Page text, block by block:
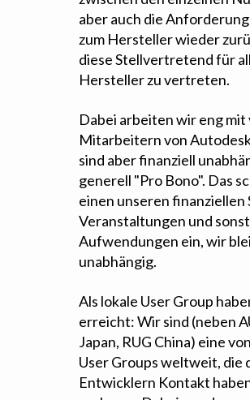
aber auch die
zum Hersteller wieder
diese Stellvertretend für
Hersteller zu vertreten.
Dabei arbeiten wir eng
Mitarbeitern von
sind aber finanziell
generell "Pro Bono". Das
einen unseren finanziellen
Veranstaltungen und
Aufwendungen ein, wir
unabhängig.
Als lokale User Group
erreicht: Wir sind (neben
Japan, RUG China) eine
User Groups weltweit, die
Entwicklern Kontakt